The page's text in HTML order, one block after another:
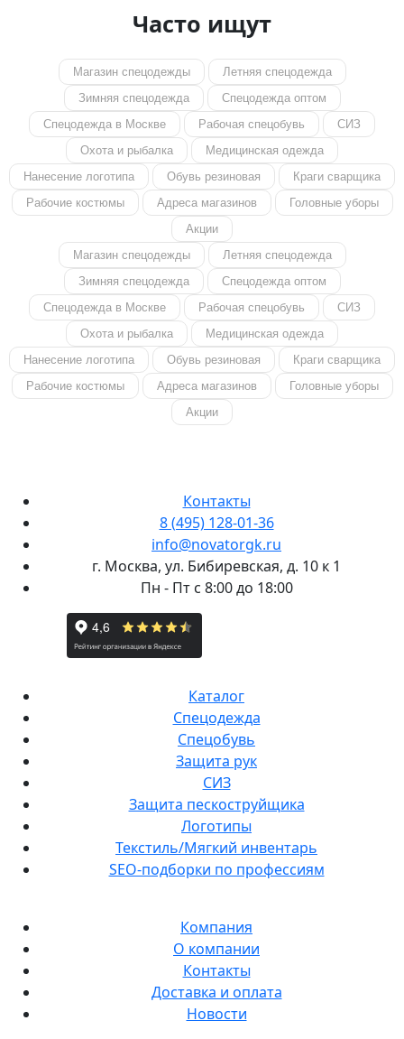
Часто ищут
Магазин спецодежды
Летняя спецодежда
Зимняя спецодежда
Спецодежда оптом
Спецодежда в Москве
Рабочая спецобувь
СИЗ
Охота и рыбалка
Медицинская одежда
Нанесение логотипа
Обувь резиновая
Краги сварщика
Рабочие костюмы
Адреса магазинов
Головные уборы
Акции
Магазин спецодежды
Летняя спецодежда
Зимняя спецодежда
Спецодежда оптом
Спецодежда в Москве
Рабочая спецобувь
СИЗ
Охота и рыбалка
Медицинская одежда
Нанесение логотипа
Обувь резиновая
Краги сварщика
Рабочие костюмы
Адреса магазинов
Головные уборы
Акции
Контакты
8 (495) 128-01-36
info@novatorgk.ru
г. Москва, ул. Бибиревская, д. 10 к 1
Пн - Пт с 8:00 до 18:00
Каталог
Спецодежда
Спецобувь
Защита рук
СИЗ
Защита пескоструйщика
Логотипы
Текстиль/Мягкий инвентарь
SEO-подборки по профессиям
Компания
О компании
Контакты
Доставка и оплата
Новости